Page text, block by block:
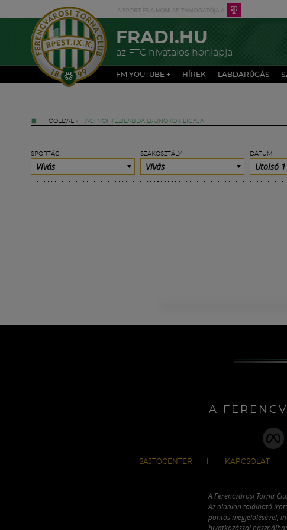
FRADI.HU
az FTC hivatalos honlapja
FM YOUTUBE + HÍREK LABDARÚGÁS
FŐOLDAL » TAG: NŐI KÉZILABDA BAJNOKOK LIGÁJA
SPORTÁG
Vívás
SZAKOSZTÁLY
Vívás
DÁTUM
Utolsó
A
SAJTÓCENTER KAPCSOLAT
A Ferencvárosi Torna
Az oldalon található
pontos megjelölésével,
hivatkozással